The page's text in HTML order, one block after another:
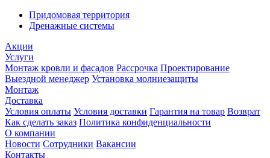
Придомовая территория
Дренажные системы
Акции
Услуги
Монтаж кровли и фасадов Рассрочка Проектирование
Выездной менеджер Установка молниезащиты
Монтаж
Доставка
Условия оплаты Условия доставки Гарантия на товар Возврат
Как сделать заказ Политика конфиденциальности
О компании
Новости Сотрудники Вакансии
Контакты